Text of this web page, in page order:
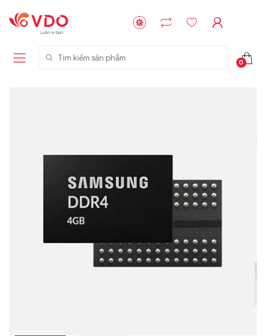
Tìm kiếm sản phẩm
0
64GB - 15.36TB
AAX1)